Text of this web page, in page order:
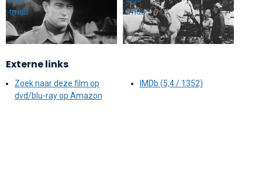
Externe links
Zoek naar deze film op
dvd/blu-ray op Amazon
IMDb (5,4 / 1352)